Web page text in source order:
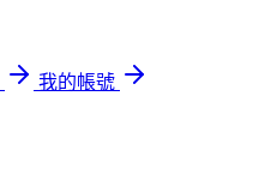
我的帳號